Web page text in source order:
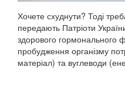
Хочете схуднути? Тоді
передають Патріоти
здорового гормонального
пробудження організму
матеріал) та вуглеводи